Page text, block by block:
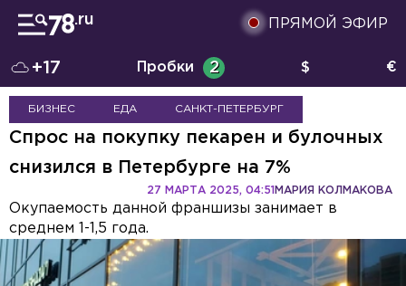
ПРЯМОЙ ЭФИР
+17 Пробки 2 $ €
БИЗНЕС ЕДА САНКТ-ПЕТЕРБУРГ
Спрос на покупку пекарен и булочных
снизился в Петербурге на 7%
МАРИЯ КОЛМАКОВА
27 МАРТА 2025, 04:51
Окупаемость данной франшизы занимает в
среднем 1-1,5 года.